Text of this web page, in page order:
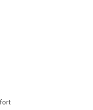
big